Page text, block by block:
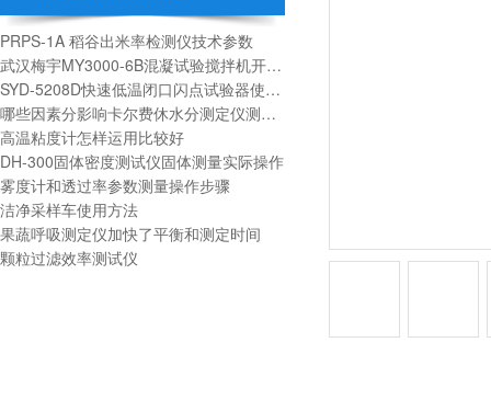
PRPS-1A 稻谷出米率检测仪技术参数
武汉梅宇MY3000-6B混凝试验搅拌机开机步骤及编程方法！
SYD-5208D快速低温闭口闪点试验器使用方法及操作步骤
​哪些因素分影响卡尔费休水分测定仪测试精度
高温粘度计怎样运用比较好
DH-300固体密度测试仪固体测量实际操作
雾度计和透过率参数测量操作步骤
洁净采样车使用方法
果蔬呼吸测定仪加快了平衡和测定时间
颗粒过滤效率测试仪